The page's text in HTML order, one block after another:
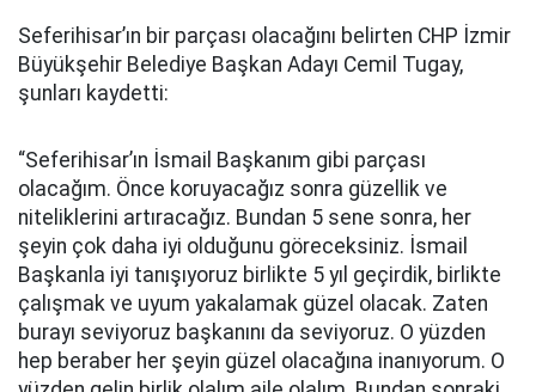
Seferihisar’ın bir parçası olacağını belirten CHP İzmir
Büyükşehir Belediye Başkan Adayı Cemil Tugay,
şunları kaydetti:
“Seferihisar’ın İsmail Başkanım gibi parçası
olacağım. Önce koruyacağız sonra güzellik ve
niteliklerini artıracağız. Bundan 5 sene sonra, her
şeyin çok daha iyi olduğunu göreceksiniz. İsmail
Başkanla iyi tanışıyoruz birlikte 5 yıl geçirdik, birlikte
çalışmak ve uyum yakalamak güzel olacak. Zaten
burayı seviyoruz başkanını da seviyoruz. O yüzden
hep beraber her şeyin güzel olacağına inanıyorum. O